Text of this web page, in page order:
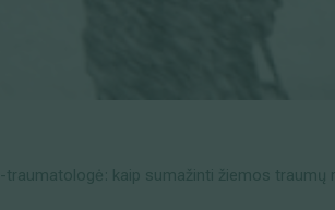
traumatologė: kaip sumažinti žiemos traumų